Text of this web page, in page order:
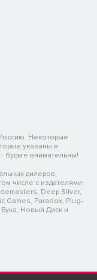
Некоторые
указаны в
будьте внимательны!
дилеров,
числе с издателями:
Deep Silver,
Games, Paradox, Plug-
Новый Диск и